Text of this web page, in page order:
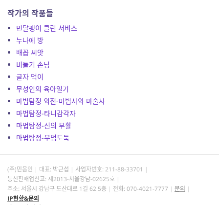
작가의 작품들
민달팽이 클린 서비스
누나에 방
배꼽 씨앗
비둘기 손님
글자 먹이
무성인의 육아일기
마법탐정 외전-마법사와 마술사
마법탐정-타니감각자
마법탐정-신의 부활
마법탐정-무덤도둑
(주)민음인 대표: 박근섭 사업자번호: 211-88-33701
통신판매업신고: 제2013-서울강남-02625호
주소: 서울시 강남구 도산대로 1길 62 5층
전화: 070-4021-7777
문의
IP현황&문의